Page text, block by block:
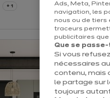
+ 1
Ads, Meta,
navigation, les
nous ou de tiers
traceurs
publicitaires que
Que se
Si vous
nécessaires
contenu, mais
le partage sur
toujours